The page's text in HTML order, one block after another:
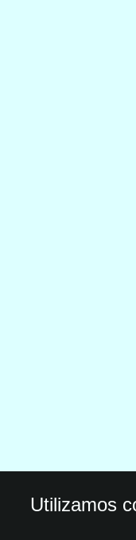
Utilizamos